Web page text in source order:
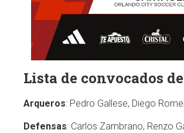
Lista de convocados
Arqueros: Pedro Gallese, Diego
Defensas: Carlos Zambrano, Renzo